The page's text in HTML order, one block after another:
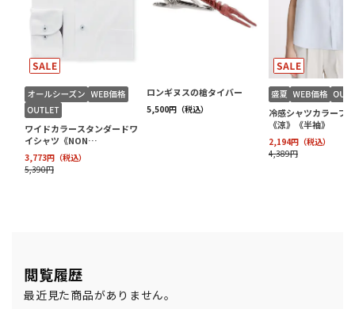
閲覧履歴
最近見た商品がありません。